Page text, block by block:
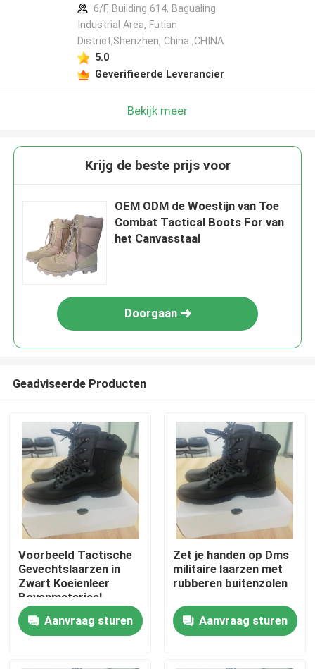
Thuis
Producten
Video's
6/F, Building 614, Bagualing
Industrial Area, Futian
District,Shenzhen, China ,CHINA
5.0
Geverifieerde Leverancier
Bekijk meer
Krijg de beste prijs voor
OEM ODM de Woestijn van Toe
Combat Tactical Boots For van
het Canvasstaal
Doorgaan
Geadviseerde Producten
Voorbeeld Tactische
Gevechtslaarzen in
Zwart Koeienleer
Bovenmateriaal
Aanvraag sturen
Zet je handen op Dms
militaire laarzen met
rubberen buitenzolen
Aanvraag sturen